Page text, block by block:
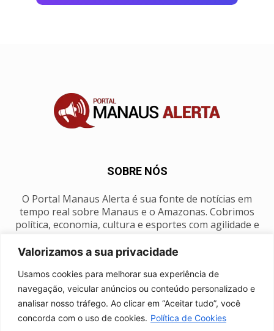
Valorizamos a sua privacidade
Usamos cookies para melhorar sua experiência de
navegação, veicular anúncios ou conteúdo personalizado e
analisar nosso tráfego. Ao clicar em “Aceitar tudo”, você
concorda com o uso de cookies. Política de Cookies
SOBRE NÓS
O Portal Manaus Alerta é sua fonte de notícias em
tempo real sobre Manaus e o Amazonas. Cobrimos
política, economia, cultura e esportes com agilidade e
SIGA-NOS